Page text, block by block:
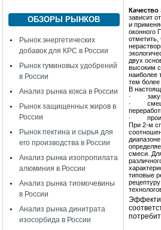
ОБЗОРЫ РЫНКОВ
Рынок энергетических
добавок для КРС в России
Рынок гуминовых удобрений
в России
Анализ рынка кокса в России
Рынок защищенных жиров в
России
Рынок пектина и сырья для
его производства в России
Анализ рынка изопропилата
алюминия в России
Анализ рынка тиомочевины
в России
Анализ рынка динитрата
изосорбида в России
зависит
и
оконного
отметить,
двух
высоким
наиболее
тем более
В
·
·
·
При 2-м
смеси.
типовые